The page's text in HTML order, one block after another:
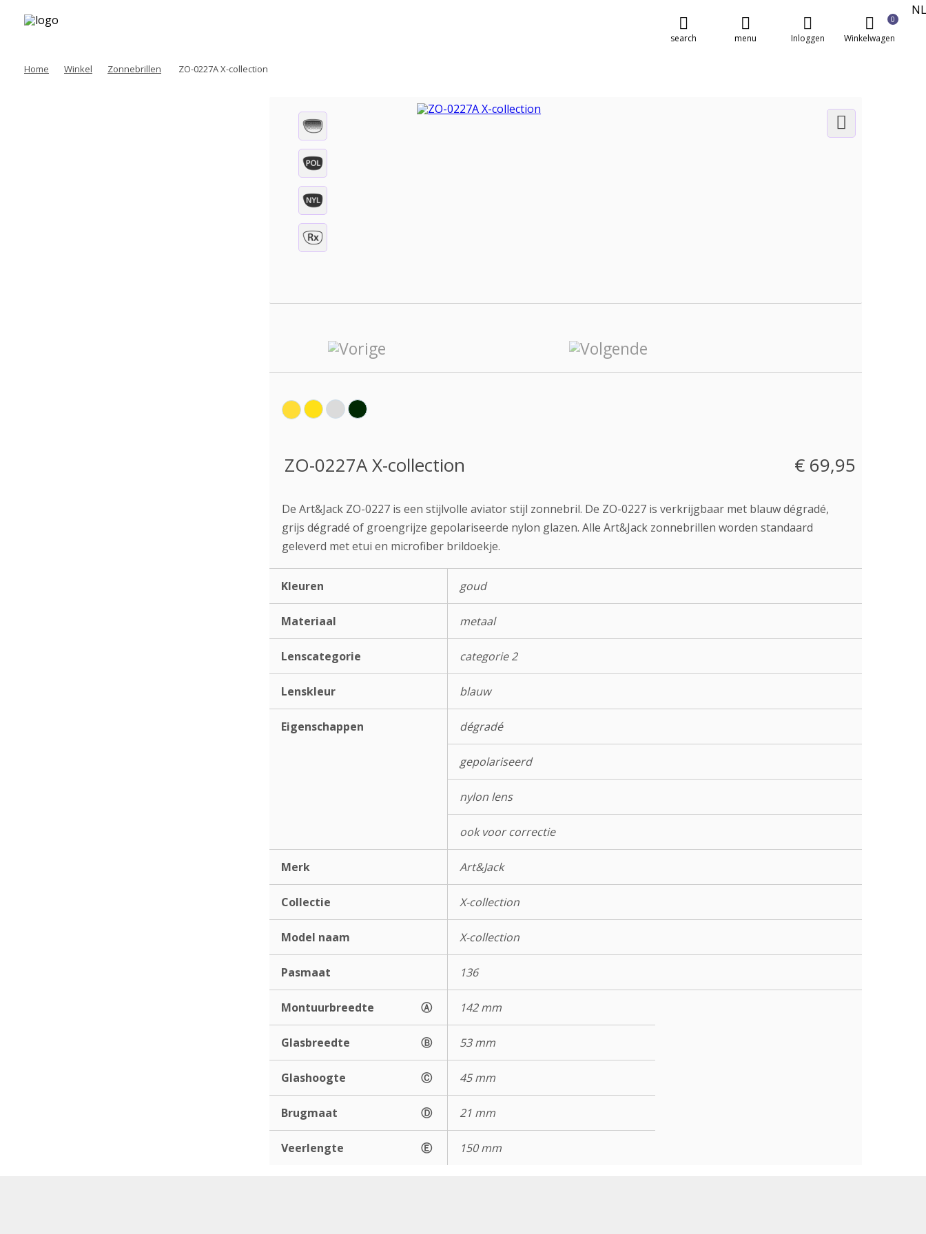
NL
0
Winkelwagen
Inloggen
menu
search
Home Winkel Zonnebrillen ZO-0227A X-collection
ZO-0227A X-collection € 69,95
De Art&Jack ZO-0227 is een stijlvolle aviator stijl zonnebril. De ZO-0227 is verkrijgbaar met blauw dégradé,
grijs dégradé of groengrijze gepolariseerde nylon glazen. Alle Art&Jack zonnebrillen worden standaard
geleverd met etui en microfiber brildoekje.
Kleuren goud
Materiaal metaal
Lenscategorie categorie 2
Lenskleur blauw
Eigenschappen dégradé
gepolariseerd
nylon lens
ook voor correctie
Merk Art&Jack
Collectie X-collection
Model naam X-collection
Pasmaat 136
Montuurbreedte Ⓐ 142 mm
Glasbreedte Ⓑ 53 mm
Glashoogte Ⓒ 45 mm
Brugmaat Ⓓ 21 mm
Veerlengte Ⓔ 150 mm